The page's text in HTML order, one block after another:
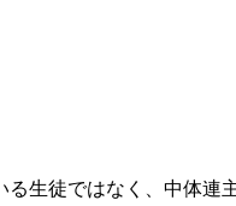
生徒ではなく、中体連